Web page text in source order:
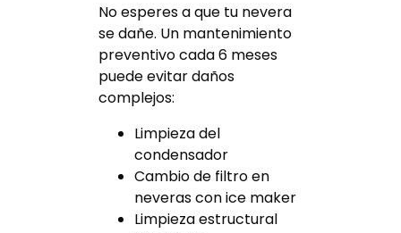
No esperes a que tu nevera
se dañe. Un mantenimiento
preventivo cada 6 meses
puede evitar daños
complejos:
Limpieza del
condensador
Cambio de filtro en
neveras con ice maker
Limpieza estructural